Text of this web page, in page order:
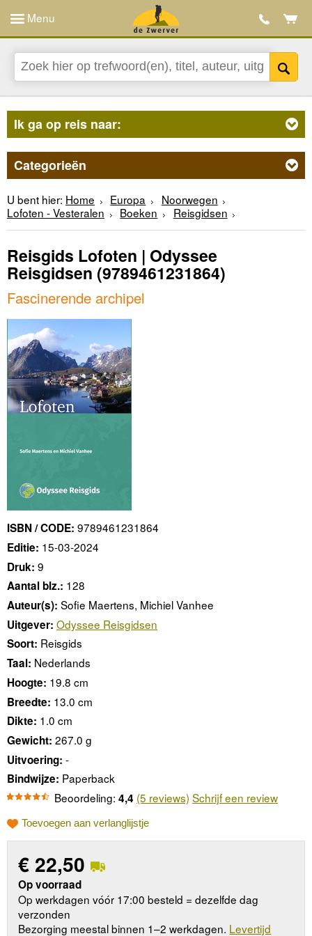
Menu
Ik ga op reis naar:
Categorieën
U bent hier: Home Europa
Noorwegen
Lofoten - Vesteralen
Boeken Reisgidsen
Reisgids Lofoten | Odyssee
Reisgidsen (9789461231864)
Fascinerende archipel
ISBN / CODE: 9789461231864
Editie: 15-03-2024
Druk: 9
Aantal blz.: 128
Auteur(s): Sofie Maertens, Michiel Vanhee
Uitgever: Odyssee Reisgidsen
Soort: Reisgids
Taal: Nederlands
Hoogte: 19.8 cm
Breedte: 13.0 cm
Dikte: 1.0 cm
Gewicht: 267.0 g
Uitvoering: -
Bindwijze: Paperback
Beoordeling: 4,4 (5 reviews) Schrijf een review
Toevoegen aan verlanglijstje
€ 22,50
Op voorraad
Op werkdagen vóór 17:00 besteld = dezelfde dag
verzonden
Bezorging meestal binnen 1–2 werkdagen. Levertijd